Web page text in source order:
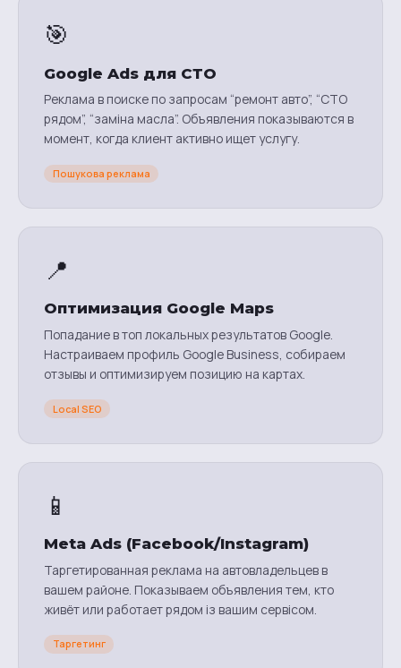
🎯
Google Ads для СТО
Реклама в поиске по запросам “ремонт авто”, “СТО
рядом”, “заміна масла”. Объявления показываются в
момент, когда клиент активно ищет услугу.
Пошукова реклама
📍
Оптимизация Google Maps
Попадание в топ локальных результатов Google.
Настраиваем профиль Google Business, собираем
отзывы и оптимизируем позицию на картах.
Local SEO
📱
Meta Ads (Facebook/Instagram)
Таргетированная реклама на автовладельцев в
вашем районе. Показываем объявления тем, кто
живёт или работает рядом із вашим сервісом.
Таргетинг